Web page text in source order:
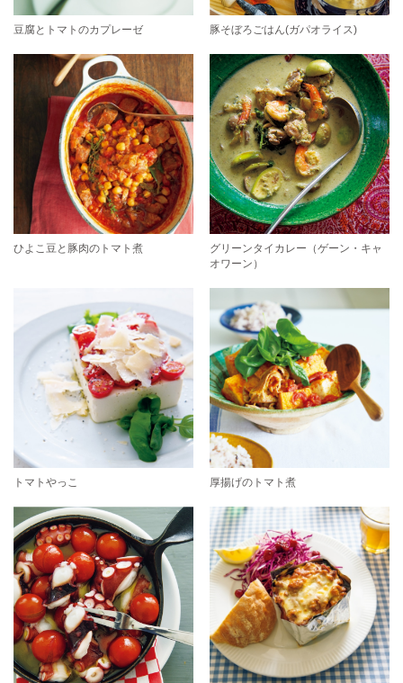
豆腐とトマトのカプレーゼ 豚そぼろごはん(ガパオライス)
ひよこ豆と豚肉のトマト煮
グリーンタイカレー（ゲーン・キャ
オワーン）
トマトやっこ 厚揚げのトマト煮